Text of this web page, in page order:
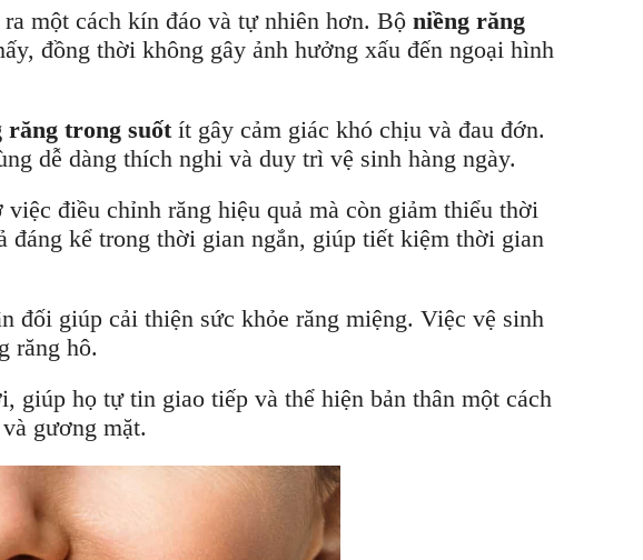
một cách kín đáo và tự nhiên hơn. Bộ niềng răng
đồng thời không gây ảnh hưởng xấu đến ngoại hình
răng trong suốtít gây cảm giác khó chịu và đau đớn.
dễ dàng thích nghi và duy trì vệ sinh hàng ngày.
điều chỉnh răng hiệu quả mà còn giảm thiểu thời
đáng kể trong thời gian ngắn, giúp tiết kiệm thời gian
đối giúp cải thiện sức khỏe răng miệng. Việc vệ sinh
răng hô.
họ tự tin giao tiếp và thể hiện bản thân một cách
gương mặt.